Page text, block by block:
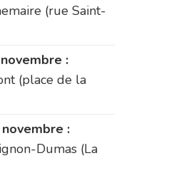
(rue Saint-
:
(place de la
:
Dumas (La